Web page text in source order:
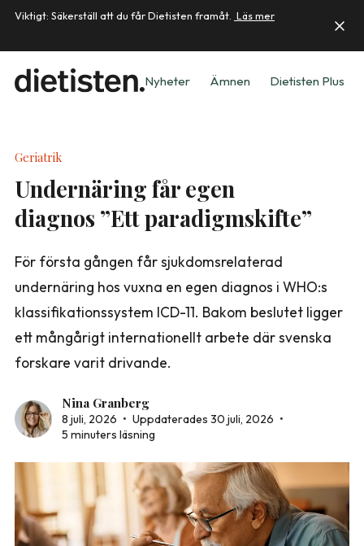
Viktigt: Säkerställ att du får Dietisten framåt. Läs mer
Nyheter Ämnen Dietisten Plus
Geriatrik
Undernäring får egen
diagnos ”Ett paradigmskifte”
För första gången får sjukdomsrelaterad
undernäring hos vuxna en egen diagnos i WHO:s
klassifikationssystem ICD-11. Bakom beslutet ligger
ett mångårigt internationellt arbete där svenska
forskare varit drivande.
Nina Granberg
8 juli, 2026 • Uppdaterades 30 juli, 2026 •
5 minuters läsning